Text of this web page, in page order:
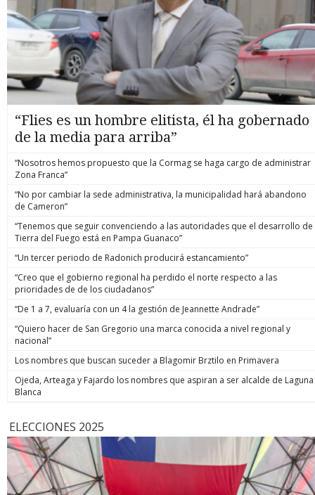
“Flies es un hombre elitista, él ha gobernado
de la media para arriba”
“Nosotros hemos propuesto que la Cormag se haga cargo de administrar
Zona Franca”
“No por cambiar la sede administrativa, la municipalidad hará abandono
de Cameron”
“Tenemos que seguir convenciendo a las autoridades que el desarrollo de
Tierra del Fuego está en Pampa Guanaco”
“Un tercer periodo de Radonich producirá estancamiento”
“Creo que el gobierno regional ha perdido el norte respecto a las
prioridades de de los ciudadanos”
“De 1 a 7, evaluaría con un 4 la gestión de Jeannette Andrade”
“Quiero hacer de San Gregorio una marca conocida a nivel regional y
nacional”
Los nombres que buscan suceder a Blagomir Brztilo en Primavera
Ojeda, Arteaga y Fajardo los nombres que aspiran a ser alcalde de Laguna
Blanca
ELECCIONES 2025